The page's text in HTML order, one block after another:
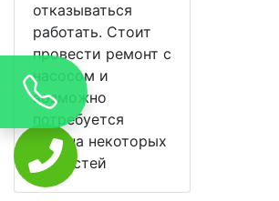
отказываться
работать. Стоит
провести ремонт с
насосом и
возможно
потребуется
замена некоторых
запчастей